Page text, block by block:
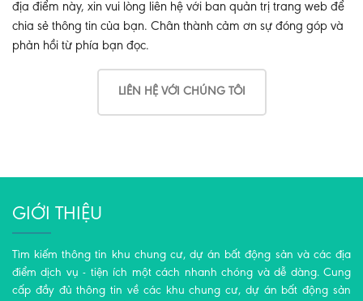
địa điểm này, xin vui lòng liên hệ với ban quản trị trang web để
chia sẻ thông tin của bạn. Chân thành cảm ơn sự đóng góp và
phản hồi từ phía bạn đọc.
LIÊN HỆ VỚI CHÚNG TÔI
GIỚI THIỆU
Tìm kiếm thông tin khu chung cư, dự án bất động sản và các địa
điểm dịch vụ - tiện ích một cách nhanh chóng và dễ dàng. Cung
cấp đầy đủ thông tin về các khu chung cư, dự án bất động sản